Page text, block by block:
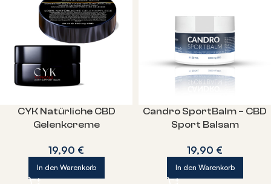
CYK Natürliche CBD
Gelenkcreme
19,90 €
In den Warenkorb
Candro SportBalm – CBD
Sport Balsam
19,90 €
In den Warenkorb